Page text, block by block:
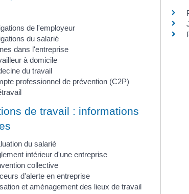
de l'employeur
du salarié
dans l'entreprise
à domicile
du travail
professionnel de prévention (C2P)
de travail : informations
du salarié
intérieur d'une entreprise
collective
d'alerte en entreprise
et aménagement des lieux de travail